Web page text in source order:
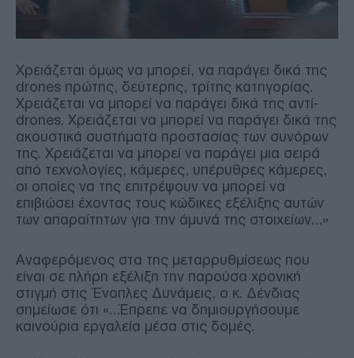
Χρειάζεται όμως να μπορεί, να παράγει δικά της
drones πρώτης, δεύτερης, τρίτης κατηγορίας.
Χρειάζεται να μπορεί να παράγει δικά της αντί-
drones. Χρειάζεται να μπορεί να παράγει δικά της
ακουστικά συστήματα προστασίας των συνόρων
της. Χρειάζεται να μπορεί να παράγει μια σειρά
από τεχνολογίες, κάμερες, υπέρυθρες κάμερες,
οι οποίες να της επιτρέψουν να μπορεί να
επιβιώσει έχοντας τους κώδικες εξέλιξης αυτών
των απαραίτητων για την άμυνά της στοιχείων…»
Αναφερόμενος στα της μεταρρυθμίσεως που
είναι σε πλήρη εξέλιξη την παρούσα χρονική
στιγμή στις Ένοπλες Δυνάμεις, ο κ. Δένδιας
σημείωσε ότι «…Έπρεπε να δημιουργήσουμε
καινούρια εργαλεία μέσα στις δομές.